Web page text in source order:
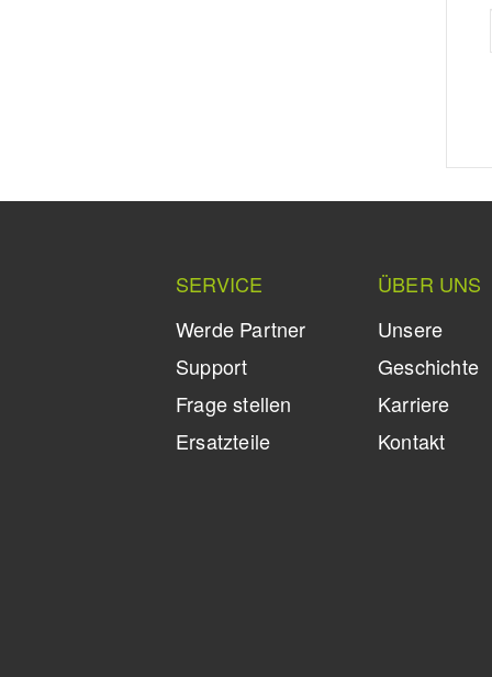
SERVICE
Werde Partner
Support
Frage stellen
Ersatzteile
ÜBER UNS
Unsere
Geschichte
Karriere
Kontakt